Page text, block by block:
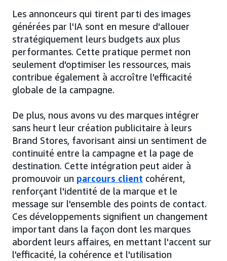
Les annonceurs qui tirent parti des images
générées par l'IA sont en mesure d'allouer
stratégiquement leurs budgets aux plus
performantes. Cette pratique permet non
seulement d'optimiser les ressources, mais
contribue également à accroître l'efficacité
globale de la campagne.
De plus, nous avons vu des marques intégrer
sans heurt leur création publicitaire à leurs
Brand Stores, favorisant ainsi un sentiment de
continuité entre la campagne et la page de
destination. Cette intégration peut aider à
promouvoir un parcours client cohérent,
renforçant l'identité de la marque et le
message sur l'ensemble des points de contact.
Ces développements signifient un changement
important dans la façon dont les marques
abordent leurs affaires, en mettant l'accent sur
l'efficacité, la cohérence et l'utilisation